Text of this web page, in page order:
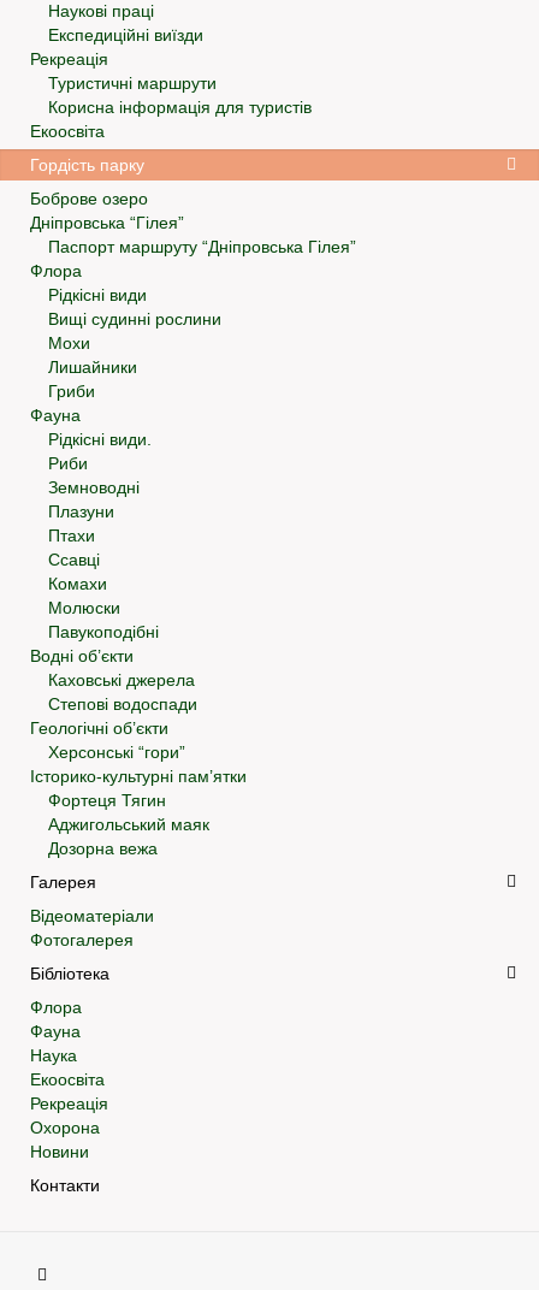
Наукові праці
Експедиційні виїзди
Рекреація
Туристичні маршрути
Корисна інформація для туристів
Екоосвіта
Гордість парку
Боброве озеро
Дніпровська “Гілея”
Паспорт маршруту “Дніпровська Гілея”
Флора
Рідкісні види
Вищі судинні рослини
Мохи
Лишайники
Гриби
Фауна
Рідкісні види.
Риби
Земноводні
Плазуни
Птахи
Ссавці
Комахи
Молюски
Павукоподібні
Водні об’єкти
Каховські джерела
Степові водоспади
Геологічні об’єкти
Херсонські “гори”
Історико-культурні пам’ятки
Фортеця Тягин
Аджигольський маяк
Дозорна вежа
Галерея
Відеоматеріали
Фотогалерея
Бібліотека
Флора
Фауна
Наука
Екоосвіта
Рекреація
Охорона
Новини
Контакти